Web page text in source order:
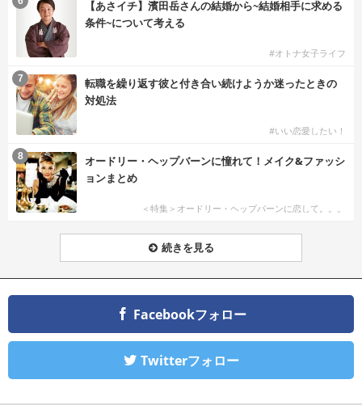
【あさイチ】濱田岳さんの結婚から~結婚相手に求める
条件~について考える
#オトナ女子ライフ
転職を繰り返す彼と付き合い続けようか迷ったときの
対処法
#いい恋愛したい！
7
オードリー・ヘップバーンに憧れて！メイク&ファッシ
ョンまとめ
＜特集＞オードリー・ヘップバーンに恋して。。。
8
続きを見る
Facebookフォロー
Twitterフォロー